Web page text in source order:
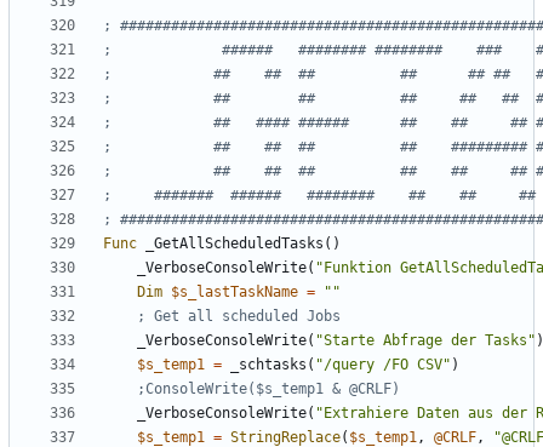
Func _GetAllScheduledTasks ()
_VerboseConsoleWrite( "Funktion
Dim $s_lastTaskName =
""
_VerboseConsoleWrite( "Starte Abfrage der Tasks" )
$s_temp1
= _schtasks ( "/query /FO CSV" )
_VerboseConsoleWrite( "Extrahiere Daten aus der
$s_temp1
= StringReplace( $s_temp1 , @CRLF ,